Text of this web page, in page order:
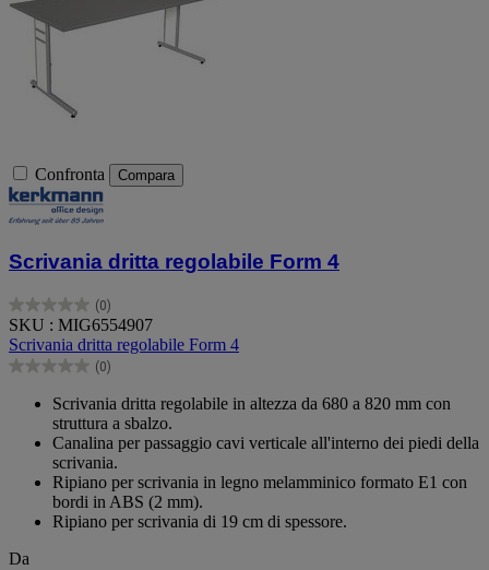
Confronta Compara
Scrivania dritta regolabile Form 4
(0)
0.0
su
5
stelle.
SKU : MIG6554907
Scrivania dritta regolabile Form 4
(0)
0.0
Scrivania dritta regolabile in altezza da 680 a 820 mm con
struttura a sbalzo.
Canalina per passaggio cavi verticale all'interno dei piedi della
scrivania.
Ripiano per scrivania in legno melamminico formato E1 con
bordi in ABS (2 mm).
Ripiano per scrivania di 19 cm di spessore.
Da